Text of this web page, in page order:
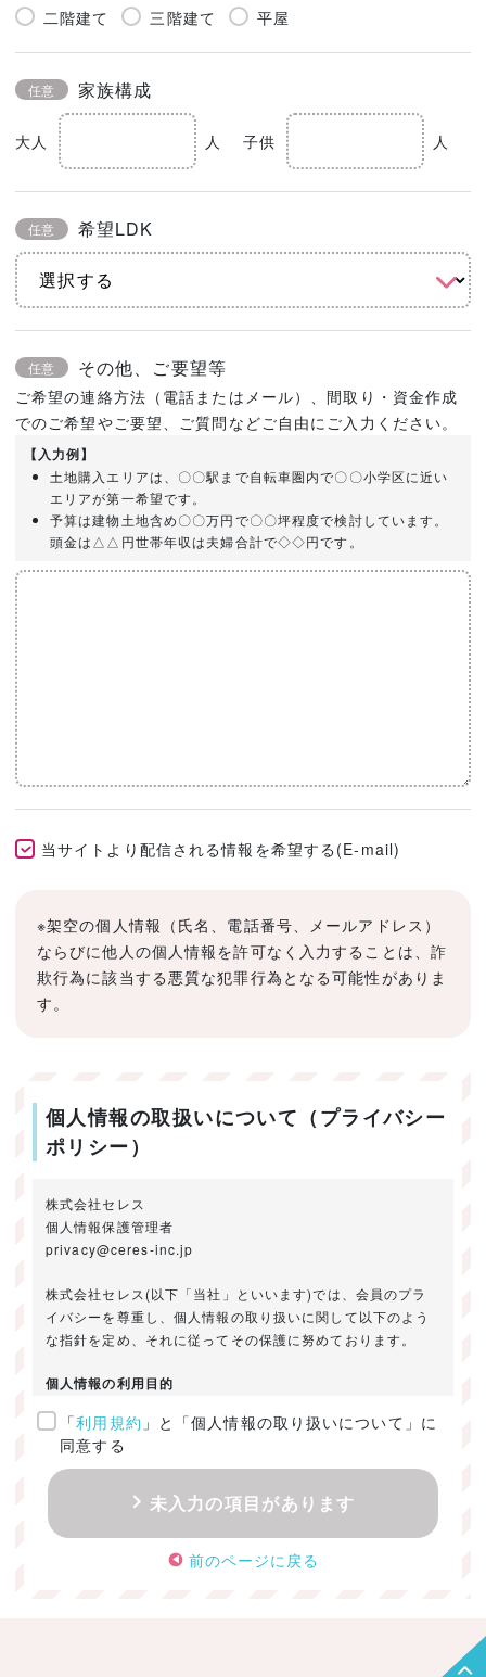
二階建て 三階建て 平屋
任意 家族構成
大人 人 子供 人
任意 希望LDK
任意 その他、ご要望等
ご希望の連絡方法（電話またはメール）、間取り・資金作成
でのご希望やご要望、ご質問などご自由にご入力ください。
【入力例】
土地購入エリアは、〇〇駅まで自転車圏内で〇〇小学区に近い
エリアが第一希望です。
予算は建物土地含め〇〇万円で〇〇坪程度で検討しています。
頭金は△△円世帯年収は夫婦合計で◇◇円です。
当サイトより配信される情報を希望する(E-mail)
※架空の個人情報（氏名、電話番号、メールアドレス）
ならびに他人の個人情報を許可なく入力することは、詐
欺行為に該当する悪質な犯罪行為となる可能性がありま
す。
個人情報の取扱いについて（プライバシー
ポリシー）
株式会社セレス
個人情報保護管理者
privacy@ceres-inc.jp
株式会社セレス(以下「当社」といいます)では、会員のプラ
イバシーを尊重し、個人情報の取り扱いに関して以下のよう
な指針を定め、それに従ってその保護に努めております。
個人情報の利用目的
ご提供いただきました個人情報は、以下のためにのみ利用い
たします。
・お問い合わせに対する回答及び資料送付のご連絡
・当社のお客様向けサービスの提供
・本人確認
・サービスの開発・改善のための分析
「利用規約 」と「個人情報の取り扱いについて」に
同意する
未入力の項目があります
前のページに戻る